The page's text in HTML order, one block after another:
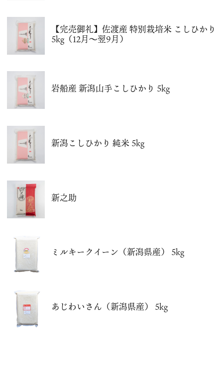
【完売御礼】佐渡産 特別栽培米 こしひかり
5kg（12月～翌9月）
岩船産 新潟山手こしひかり 5kg
新潟こしひかり 純米 5kg
新之助
ミルキークイーン（新潟県産） 5kg
あじわいさん（新潟県産） 5kg